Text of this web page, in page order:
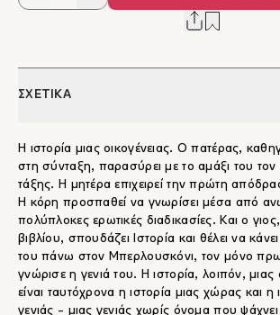
ΣΧΕΤΙΚΑ
Η ιστορία μιας οικογένειας. Ο πατέρας,
στη σύνταξη, παρασύρει με το αμάξι του
τάξης. Η μητέρα επιχειρεί την πρώτη
Η κόρη προσπαθεί να γνωρίσει μέσα από
πολύπλοκες ερωτικές διαδικασίες. Και ο
βιβλίου, σπουδάζει Ιστορία και θέλει να
του πάνω στον Μπερλουσκόνι, τον μόνο
γνώρισε η γενιά του. Η ιστορία, λοιπόν, μιας
είναι ταυτόχρονα η ιστορία μιας χώρας και η
γενιάς - μιας γενιάς χωρίς όνομα που ψάχνει